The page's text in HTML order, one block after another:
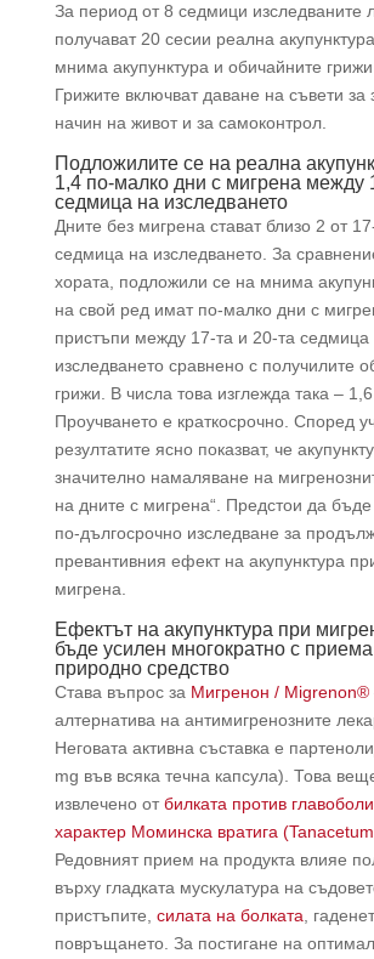
За период от 8 седмици изследваните
получават 20 сесии реална
мнима акупунктура и обичайните
Грижите включват даване на съвети за
начин на живот и за самоконтрол.
Подложилите се на реална
1,4 по-малко дни с мигрена между
седмица на изследването
Дните без мигрена стават близо 2 от
седмица на изследването. За
хората, подложили се на мнима
на свой ред имат по-малко дни с
пристъпи между 17-та и 20-та седмица
изследването сравнено с получилите
грижи. В числа това изглежда така –
Проучването е краткосрочно. Според
резултатите ясно показват, че
значително намаляване на
на дните с мигрена“. Предстои да
по-дългосрочно изследване за
превантивния ефект на акупунктура
мигрена.
Ефектът на акупунктура при
бъде усилен многократно с
природно средство
Става въпрос за Мигренон / Migrenon®
алтернатива на антимигренозните
Неговата активна съставка е
mg във всяка течна капсула). Това
извлечено отбилката против
характер Моминска вратига
Редовният прием на продукта влияе
върху гладката мускулатура на
пристъпите, силата на болката ,
повръщането. За постигане на